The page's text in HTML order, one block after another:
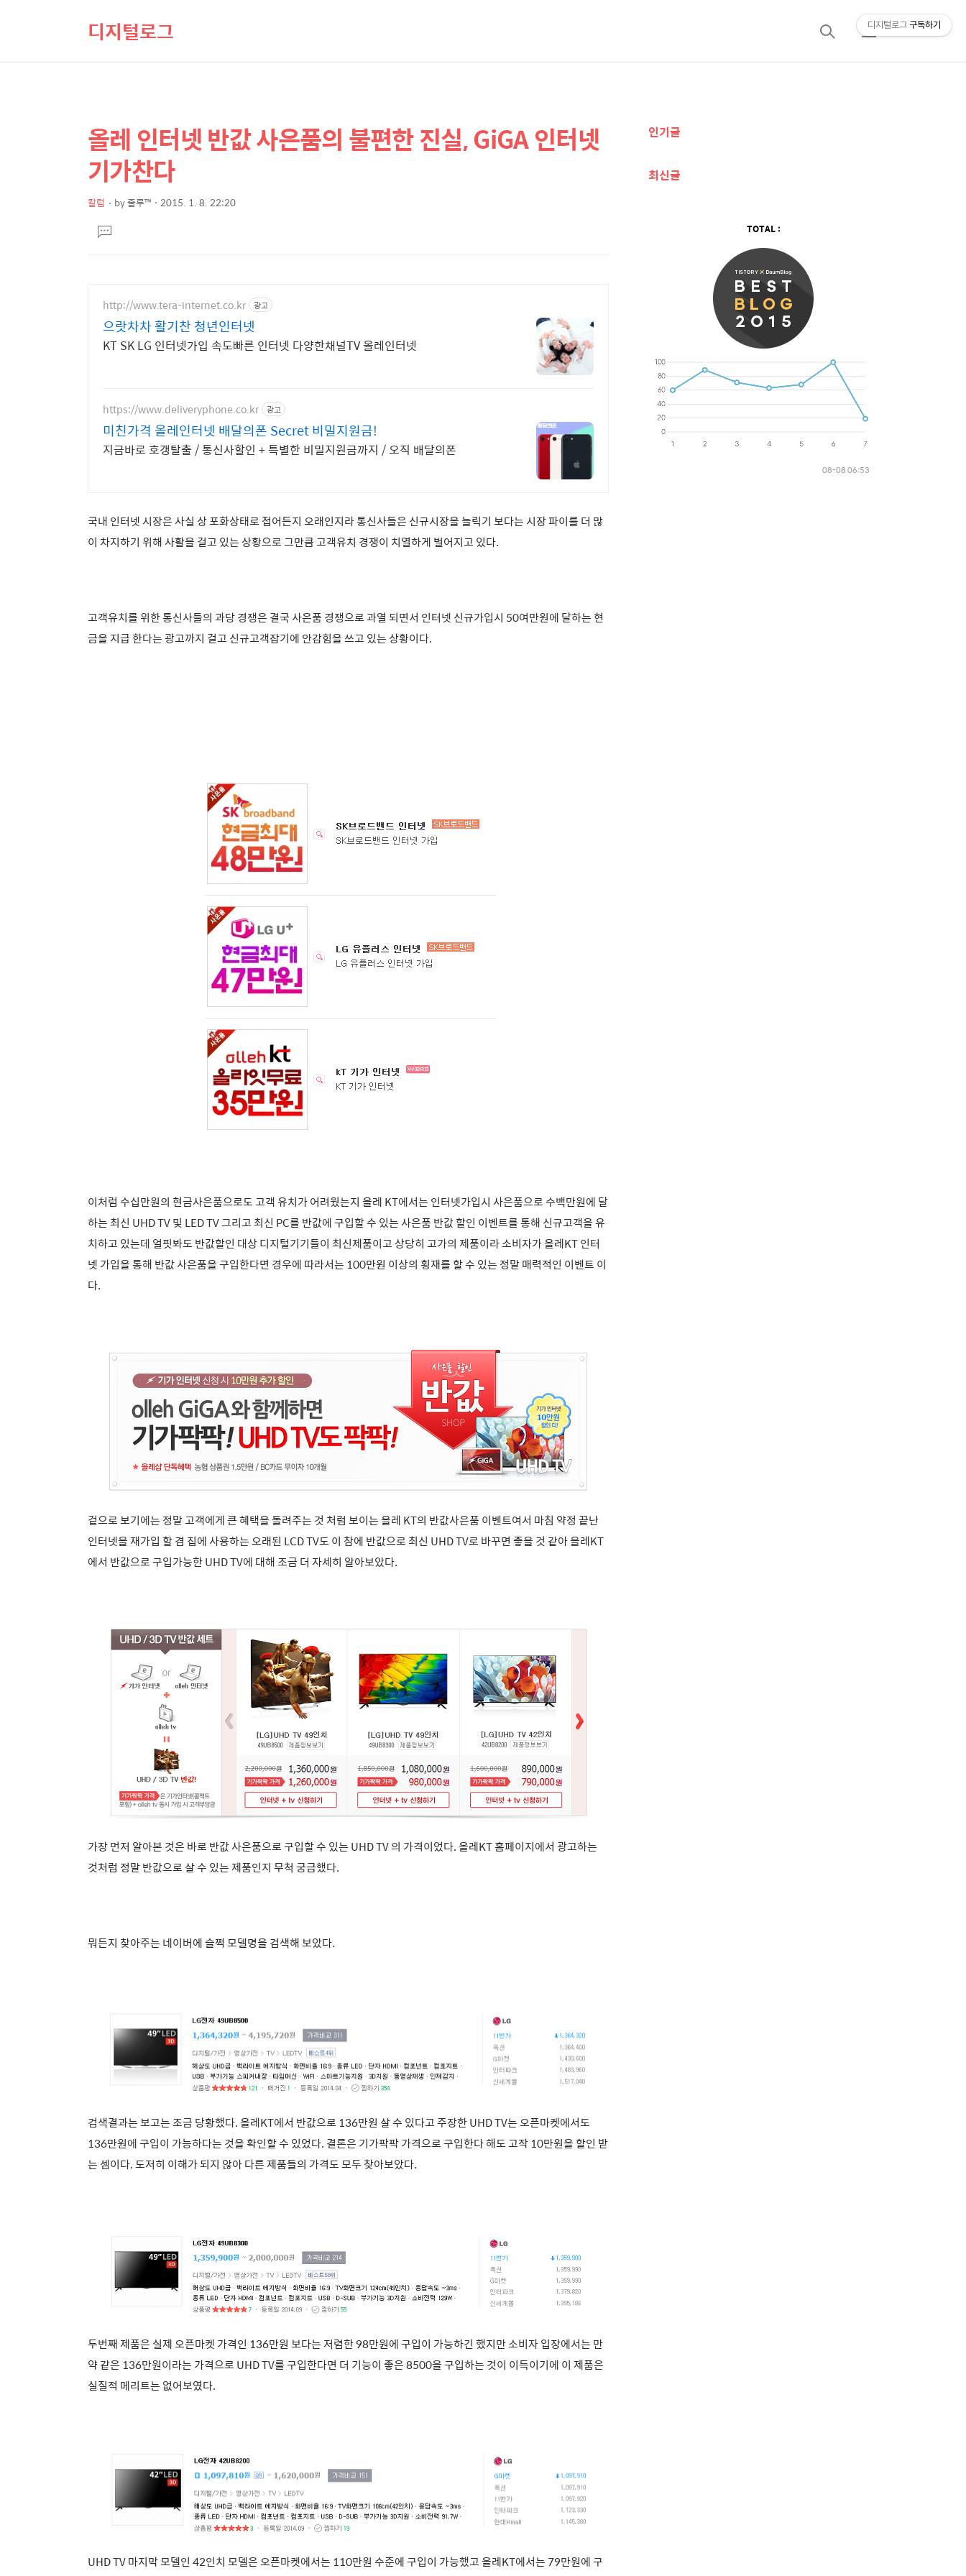
디지털로그
검
메
상
세
컨
텐
본
문
제
올레 인터넷 반값 사은품의 불편한 진실, GiGA 인터넷
기가찬다
칼럼 by줄루™ 2015. 1. 8. 22:20
문댓
글
http://www.tera-internet.co.kr 광고
으랏차차 활기찬 청년인터넷
KT SK LG 인터넷가입 속도빠른 인터넷 다양한채널TV 올레인터넷
https://www.deliveryphone.co.kr 광고
미친가격 올레인터넷 배달의폰 Secret 비밀지원금!
지금바로 호갱탈출 / 통신사할인 + 특별한 비밀지원금까지 / 오직 배달의폰
국내 인터넷 시장은 사실 상 포화상태로 접어든지 오래인지라통신사들은 신규시장을 늘릭기 보다는 시장 파이를 더 많
이 차지하기 위해 사활을 걸고 있는 상황으로 그만큼 고객유치 경쟁이 치열하게 벌어지고 있다.
고객유치를 위한 통신사들의 과당 경쟁은 결국 사은품 경쟁으로 과열 되면서 인터넷 신규가입시 50여만원에 달하는현
금을 지급 한다는 광고까지 걸고 신규고객잡기에 안감힘을 쓰고 있는 상황이다.
이처럼 수십만원의 현금사은품으로도 고객 유치가 어려웠는지 올레 KT에서는 인터넷가입시 사은품으로 수백만원에 달
하는 최신 UHD TV 및 LED TV 그리고 최신 PC를 반값에 구입할 수 있는 사은품 반값 할인 이벤트를 통해 신규고객을 유
치하고 있는데 얼핏봐도 반값할인 대상 디지털기기들이 최신제품이고 상당히 고가의 제품이라 소비자가 올레KT 인터
넷 가입을 통해 반값 사은품을 구입한다면 경우에 따라서는 100만원 이상의 횡재를 할 수 있는 정말 매력적인 이벤트 이
다.
겉으로 보기에는 정말 고객에게 큰 혜택을 돌려주는 것 처럼 보이는 올레 KT의 반값사은품 이벤트여서 마침 약정 끝난
인터넷을 재가입 할 겸 집에 사용하는 오래된 LCD TV도 이 참에 반값으로 최신 UHD TV로 바꾸면 좋을 것 같아 올레KT
에서 반값으로 구입가능한 UHD TV에 대해 조금 더 자세히 알아보았다.
가장 먼저 알아본 것은 바로 반값 사은품으로 구입할 수 있는 UHD TV 의 가격이었다.올레KT 홈페이지에서 광고하는
것처럼 정말 반값으로 살 수 있는 제품인지 무척 궁금했다.
뭐든지 찾아주는 네이버에 슬쩍 모델명을 검색해 보았다.
검색결과는 보고는 조금 당황했다. 올레KT에서 반값으로 136만원 살 수 있다고 주장한 UHD TV는 오픈마켓에서도
136만원에 구입이 가능하다는 것을 확인할 수 있었다. 결론은 기가팍팍 가격으로 구입한다 해도 고작 10만원을 할인 받
는 셈이다. 도저히 이해가 되지 않아 다른 제품들의 가격도 모두 찾아보았다.
두번째 제품은 실제 오픈마켓 가격인 136만원 보다는 저렴한 98만원에 구입이 가능하긴 했지만 소비자 입장에서는 만
약 같은 136만원이라는 가격으로 UHD TV를 구입한다면 더 기능이 좋은 8500을 구입하는 것이 이득이기에 이 제품은
실질적 메리트는 없어보였다.
UHD TV 마지막 모델인 42인치 모델은 오픈마켓에서는 110만원 수준에 구입이 가능했고 올레KT에서는 79만원에 구
추
정
인기글
최신글
TOTAL :
08-08 06:53
디지털로그 구독하기